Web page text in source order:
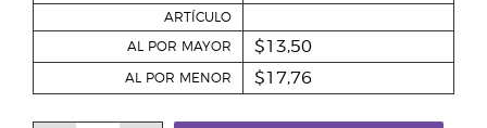
ARTÍCULO
AL POR MAYOR $13,50
AL POR MENOR $17,76